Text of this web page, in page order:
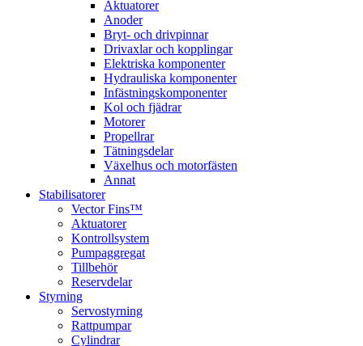
Aktuatorer
Anoder
Bryt- och drivpinnar
Drivaxlar och kopplingar
Elektriska komponenter
Hydrauliska komponenter
Infästningskomponenter
Kol och fjädrar
Motorer
Propellrar
Tätningsdelar
Växelhus och motorfästen
Annat
Stabilisatorer
Vector Fins™
Aktuatorer
Kontrollsystem
Pumpaggregat
Tillbehör
Reservdelar
Styrning
Servostyrning
Rattpumpar
Cylindrar